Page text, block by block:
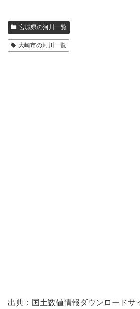
宮城県の河川一覧
大崎市の河川一覧
出典：国土数値情報ダウンロードサ